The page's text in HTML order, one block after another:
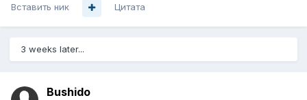
Вставить ник Цитата
3 weeks later...
Bushido